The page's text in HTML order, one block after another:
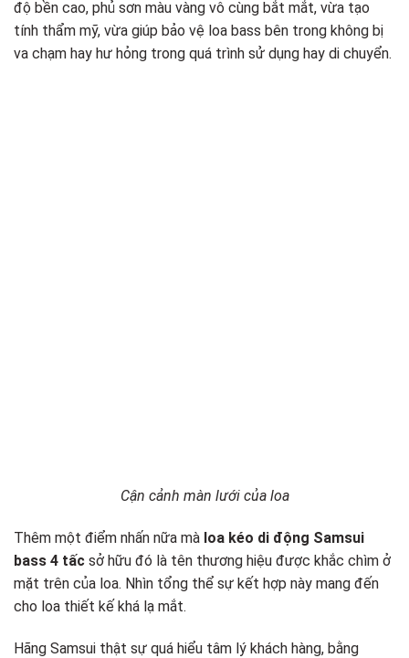
độ bền cao, phủ sơn màu vàng vô cùng bắt mắt, vừa tạo
tính thẩm mỹ, vừa giúp bảo vệ loa bass bên trong không bị
va chạm hay hư hỏng trong quá trình sử dụng hay di chuyển.
Cận cảnh màn lưới của loa
Thêm một điểm nhấn nữa mà loa kéo di động Samsui
bass 4 tấc sở hữu đó là tên thương hiệu được khắc chìm ở
mặt trên của loa. Nhìn tổng thể sự kết hợp này mang đến
cho loa thiết kế khá lạ mắt.
Hãng Samsui thật sự quá hiểu tâm lý khách hàng, bằng